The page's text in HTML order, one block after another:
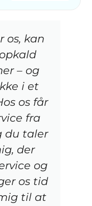
os, kan
– og
i et
os får
fra
du taler
der
og
os tid
til at